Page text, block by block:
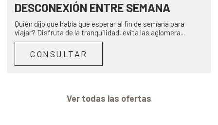
DESCONEXIÓN ENTRE SEMANA
Quién dijo que había que esperar al fin de semana para
viajar? Disfruta de la tranquilidad, evita las aglomera...
CONSULTAR
Ver todas las ofertas